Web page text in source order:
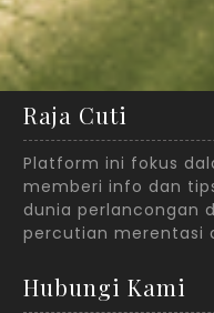
Raja Cuti
Platform ini fokus
memberi info dan
dunia perlancongan
percutian merentasi
Hubungi Kami